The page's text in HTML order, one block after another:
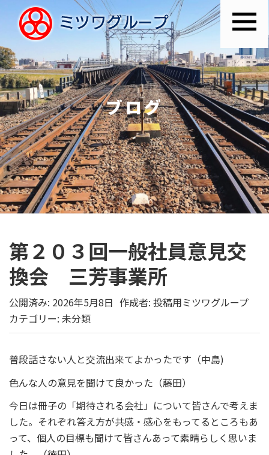
ブログ
第２０３回一般社員意見交
換会 三芳事業所
公開済み: 2026年5月8日 作成者: 投稿用ミツワグループ
カテゴリー: 未分類
普段話さない人と交流出来てよかったです（中島)
色んな人の意見を聞けて良かった（藤田）
今日は冊子の「期待される会社」について皆さんで考えま
した。それぞれ答え方が共感・感心をもってるところもあ
って、個人の目標も聞けて皆さんあって素晴らしく思いま